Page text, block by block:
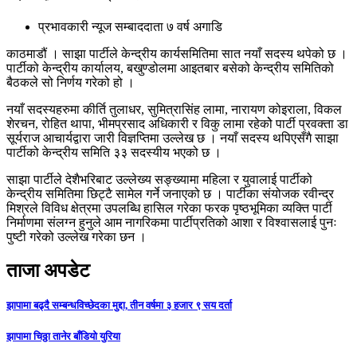
प्रभावकारी न्यूज सम्बाददाता ७ वर्ष अगाडि
काठमाडौं । साझा पार्टीले केन्द्रीय कार्यसमितिमा सात नयाँ सदस्य थपेको छ ।
पार्टीको केन्द्रीय कार्यालय, बखुण्डोलमा आइतबार बसेको केन्द्रीय समितिको
बैठकले सो निर्णय गरेको हो ।
नयाँ सदस्यहरुमा कीर्ति तुलाधर, सुमित्रासिंह लामा, नारायण कोइराला, विकल
शेरचन, रोहित थापा, भीमप्रसाद अधिकारी र विकु लामा रहेकोे पार्टी प्रवक्ता डा
सूर्यराज आचार्यद्वारा जारी विज्ञप्तिमा उल्लेख छ । नयाँ सदस्य थपिएसँगै साझा
पार्टीको केन्द्रीय समिति ३३ सदस्यीय भएको छ ।
साझा पार्टीले देशैभरिबाट उल्लेख्य सङ्ख्यामा महिला र युवालाई पार्टीको
केन्द्रीय समितिमा छिट्टै सामेल गर्ने जनाएको छ । पार्टीका संयोजक रवीन्द्र
मिश्रले विविध क्षेत्रमा उपलब्धि हासिल गरेका फरक पृष्ठभूमिका व्यक्ति पार्टी
निर्माणमा संलग्न हुनुले आम नागरिकमा पार्टीप्रतिको आशा र विश्वासलाई पुनः
पुष्टी गरेको उल्लेख गरेका छन ।
ताजा अपडेट
झापामा बढ्दै सम्बन्धविच्छेदका मुद्दा, तीन वर्षमा ३ हजार ९ सय दर्ता
झापामा चिठ्ठा तानेर बाँडियो युरिया